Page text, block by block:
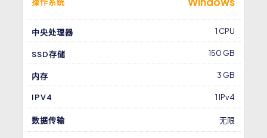
中央处理器 1 CPU
SSD存储 150 GB
内存 3 GB
IPV4 1 IPv4
数据传输 无限